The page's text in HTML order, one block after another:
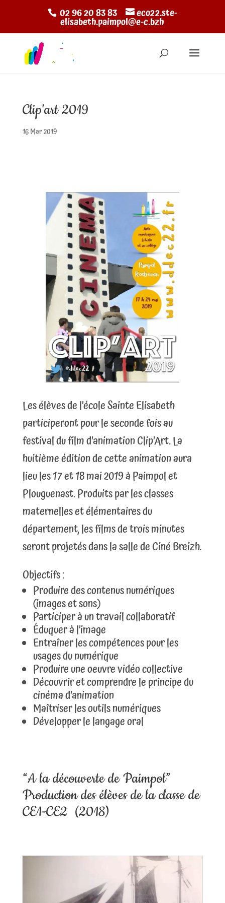
02 96 20 83 83 eco22.ste-
elisabeth.paimpol@e-c.bzh
Clip’art 2019
16 Mar 2019
Les élèves de l’école Sainte Elisabeth
participeront pour le seconde fois au
festival du film d’animation Clip’Art. La
huitième édition de cette animation aura
lieu les 17 et 18 mai 2019 à Paimpol et
Plouguenast. Produits par les classes
maternelles et élémentaires du
département, les films de trois minutes
seront projetés dans la salle de Ciné Breizh.
Objectifs :
Produire des contenus numériques
(images et sons)
Participer à un travail collaboratif
Éduquer à l’image
Entraîner les compétences pour les
usages du numérique
Produire une oeuvre vidéo collective
Découvrir et comprendre le principe du
cinéma d’animation
Maîtriser les outils numériques
Développer le langage oral
“A la découverte de Paimpol”
Production des élèves de la classe de
CE1-CE2 (2018)